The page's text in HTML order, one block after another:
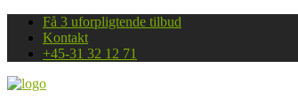
Få 3 uforpligtende tilbud
Kontakt
+45-31 32 12 71